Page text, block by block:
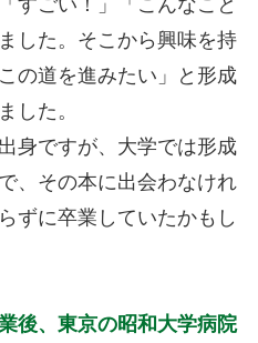
すごい！」「こんなこと
した。そこから興味を持
の道を進みたい」と形成
した。
身ですが、大学では形成
、その本に出会わなけれ
ずに卒業していたかもし
後、東京の昭和大学病院